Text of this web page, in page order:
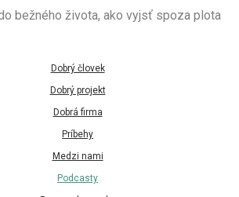
bežného života, ako vyjsť spoza plota
Dobrý človek
Dobrý projekt
Dobrá firma
Príbehy
Medzi nami
Podcasty